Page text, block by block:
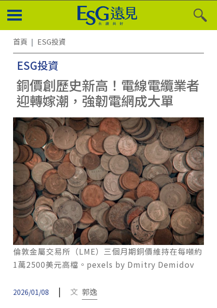
首頁 ESG投資
ESG投資
銅價創歷史新高！電線電纜業者
迎轉嫁潮，強韌電網成大單
倫敦金屬交易所（LME）三個月期銅價維持在每噸約
1萬2500美元高檔。pexels by Dmitry Demidov
2026/01/08 | 文 郭逸